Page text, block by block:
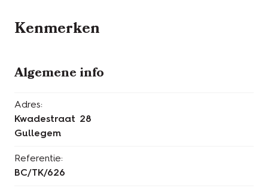
Kenmerken
Algemene info
Adres:
Kwadestraat 28
Gullegem
Referentie:
BC/TK/626